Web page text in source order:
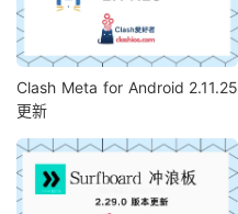
Clash Meta for Android 2.11.25
更新